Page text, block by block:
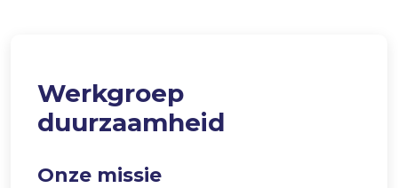
Werkgroep
duurzaamheid
Onze missie